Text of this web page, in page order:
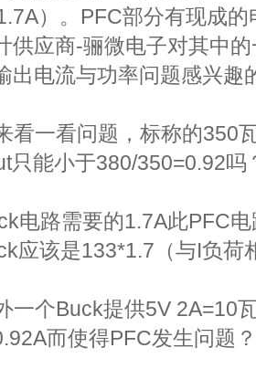
）。PFC部分有现成
供应商-骊微电子对其中
出电流与功率问题感兴趣
一看问题，标称的350
只能小于380/350=0.92吗
电路需要的1.7A此PFC
应该是133*1.7（与I负荷
个Buck提供5V 2A=10
而使得PFC发生问题？